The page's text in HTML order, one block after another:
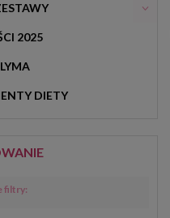
2025
DIETY
filtry: